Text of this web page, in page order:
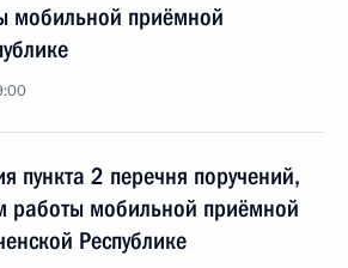
мобильной приёмной
пункта 2 перечня поручений,
работы мобильной приёмной
Республике